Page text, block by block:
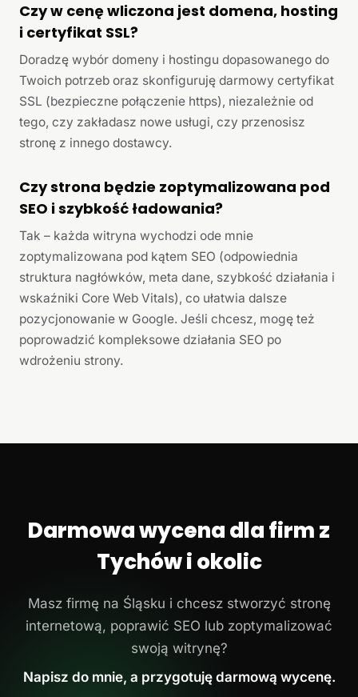
Czy w cenę wliczona jest domena, hosting
i certyfikat SSL?
Doradzę wybór domeny i hostingu dopasowanego do
Twoich potrzeb oraz skonfiguruję darmowy certyfikat
SSL (bezpieczne połączenie https), niezależnie od
tego, czy zakładasz nowe usługi, czy przenosisz
stronę z innego dostawcy.
Czy strona będzie zoptymalizowana pod
SEO i szybkość ładowania?
Tak – każda witryna wychodzi ode mnie
zoptymalizowana pod kątem SEO (odpowiednia
struktura nagłówków, meta dane, szybkość działania i
wskaźniki Core Web Vitals), co ułatwia dalsze
pozycjonowanie w Google. Jeśli chcesz, mogę też
poprowadzić kompleksowe działania SEO po
wdrożeniu strony.
Darmowa wycena dla firm z
Tychów i okolic
Masz firmę na Śląsku i chcesz stworzyć stronę
internetową, poprawić SEO lub zoptymalizować
swoją witrynę?
Napisz do mnie, a przygotuję darmową wycenę.